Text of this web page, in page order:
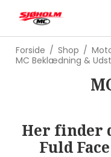
Forside / Shop /
MC Beklædning &
Her finder
Fuld